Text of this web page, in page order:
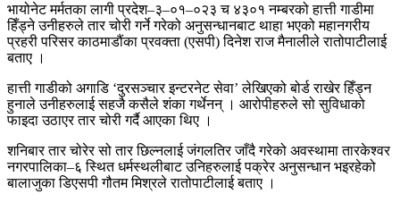
भायोनेट मर्मतका लागी प्रदेश–३–०१–०२३ च ४३०१ नम्बरको हात्ती गाडीमा
हिँड्ने उनीहरुले तार चोरी गर्ने गरेको अनुसन्धानबाट थाहा भएको महानगरीय
प्रहरी परिसर काठमाडौंका प्रवक्ता (एसपी) दिनेश राज मैनालीले रातोपाटीलाई
बताए ।
हात्ती गाडीको अगाडि ‘दुरसञ्चार इन्टरनेट सेवा’ लेखिएको बोर्ड राखेर हिँड्न
हुनाले उनीहरुलाई सहजै कसैले शंका गर्थेनन् । आरोपीहरुले सो सुविधाको
फाइदा उठाएर तार चोरी गर्दै आएका थिए ।
शनिबार तार चोरेर सो तार छिल्नलाई जंगलतिर जाँदै गरेको अवस्थामा तारकेश्वर
नगरपालिका–६ स्थित धर्मस्थलीबाट उनिहरुलाई पक्रेर अनुसन्धान भइरहेको
बालाजुका डिएसपी गौतम मिश्रले रातोपाटीलाई बताए ।